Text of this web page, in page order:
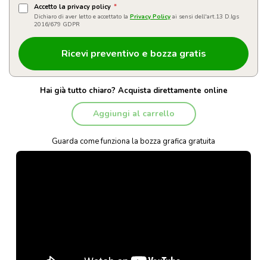
Accetto la privacy policy *
Dichiaro di aver letto e accettato la Privacy Policy ai sensi dell'art.13 D.lgs
2016/679 GDPR
Hai già tutto chiaro? Acquista direttamente online
Aggiungi al carrello
Guarda come funziona la bozza grafica gratuita